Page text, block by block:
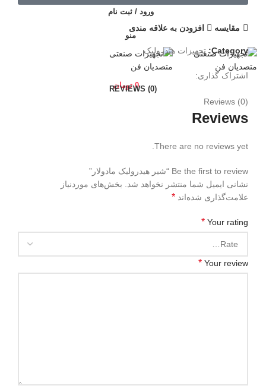
ورود / ثبت نام
منو
0 تومان
مقايسه افزودن به علاقه مندی
Category: تجهیزات هیدرولیک
اشتراک گذاری:
REVIEWS (0)
Reviews (0)
Reviews
There are no reviews yet.
Be the first to review “شیر هیدرولیک مادولار”
نشانی ایمیل شما منتشر نخواهد شد. بخش‌های موردنیاز
علامت‌گذاری شده‌اند *
Your rating
*
Your review
*